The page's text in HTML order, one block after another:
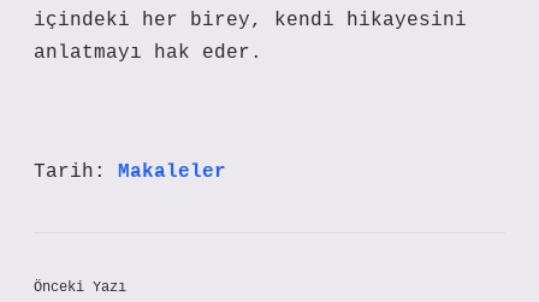
içindeki her birey, kendi hikayesini
anlatmayı hak eder.
Tarih: Makaleler
Önceki Yazı